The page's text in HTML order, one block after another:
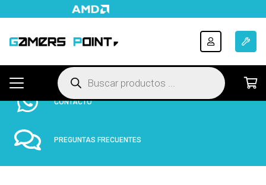
Búsqueda
de
productos
HASTA 12 CUOTAS FIJAS
CONTACTO
PREGUNTAS FRECUENTES